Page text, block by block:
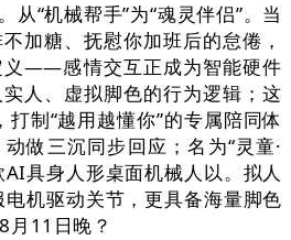
“机械帮手”为“魂灵伴侣”。当
加糖、抚慰你加班后的怠倦，
义——感情交互正成为智能硬件
人、虚拟脚色的行为逻辑；这
制“越用越懂你”的专属陪同体
做三沉同步回应；名为“灵童·
具身人形桌面机械人以。拟人
机驱动关节，更具备海量脚色
月11日晚？